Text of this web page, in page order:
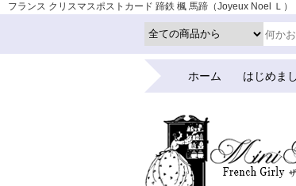
フランス クリスマスポストカード 蹄鉄 楓 馬蹄（Joyeux Noel Ｌ
ホーム はじめま